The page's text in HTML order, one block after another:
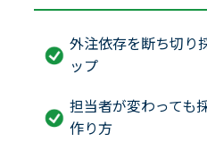
外注依存を断ち切り
ップ
担当者が変わっても
作り方